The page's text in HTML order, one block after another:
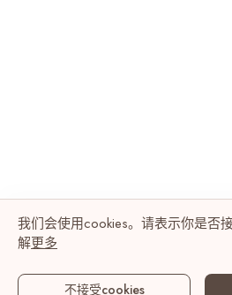
我们会使用cookies。请表示你是否
解更多
不接受cookies